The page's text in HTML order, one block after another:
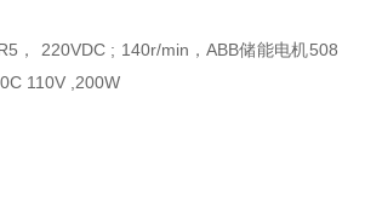
， 220VDC ; 140r/min，ABB储能电机508
110V ,200W